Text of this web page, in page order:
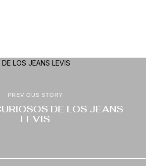
PREVIOUS STORY
DE LOS JEANS
LEVIS